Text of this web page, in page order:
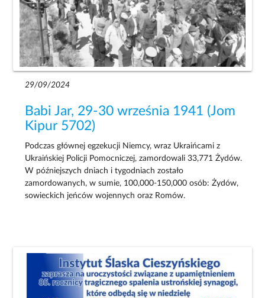
29/09/2024
Babi Jar, 29-30 września 1941 (Jom
Kipur 5702)
Podczas głównej egzekucji Niemcy, wraz Ukraińcami z
Ukraińskiej Policji Pomocniczej, zamordowali 33,771 Żydów.
W późniejszych dniach i tygodniach zostało
zamordowanych, w sumie, 100,000-150,000 osób: Żydów,
sowieckich jeńców wojennych oraz Romów.